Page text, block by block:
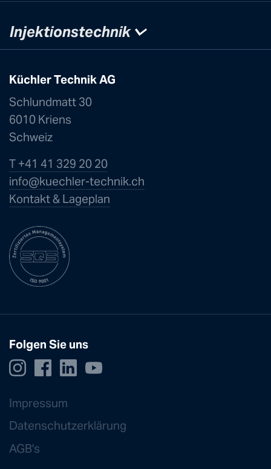
Injektionstechnik
Küchler Technik AG
Schlundmatt 30
6010 Kriens
Schweiz
T +41 41 329 20 20
info@kuechler-technik.ch
Kontakt & Lageplan
Folgen Sie uns
Impressum
Datenschutzerklärung
AGB's